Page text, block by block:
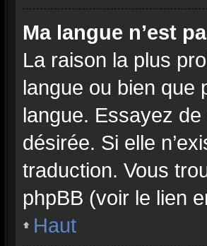
Ma langue n’est
La raison la plus
langue ou bien que
langue. Essayez de
désirée. Si elle
traduction. Vous
phpBB (voir le lien
Haut